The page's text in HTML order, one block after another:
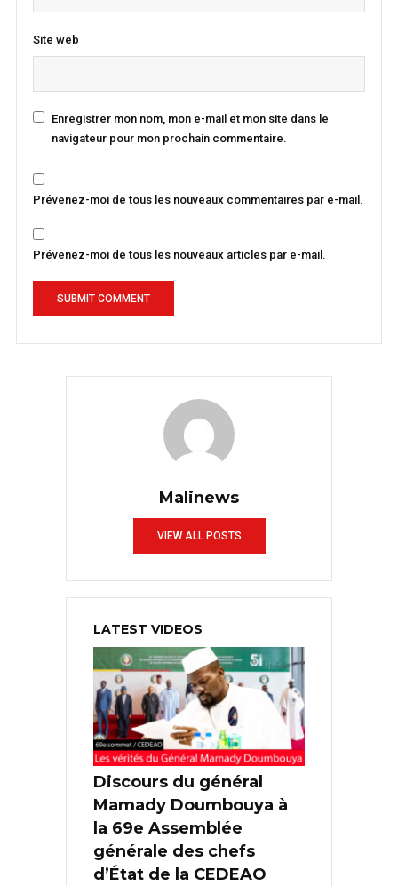
Site web
Enregistrer mon nom, mon e-mail et mon site dans le
navigateur pour mon prochain commentaire.
Prévenez-moi de tous les nouveaux commentaires par e-mail.
Prévenez-moi de tous les nouveaux articles par e-mail.
Malinews
VIEW ALL POSTS
LATEST VIDEOS
Discours du général
Mamady Doumbouya à
la 69e Assemblée
générale des chefs
d’État de la CEDEAO